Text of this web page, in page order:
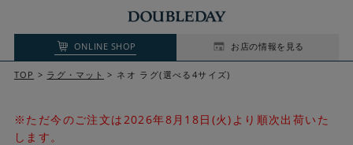
ONLINE SHOP お店の情報を見る
TOP ラグ・マット ネオ ラグ(選べる4サイズ)
※ただ今のご注文は2026年8月18日(火)より順次出荷いた
します。